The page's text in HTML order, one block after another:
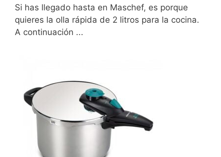
Si has llegado hasta en Maschef, es porque
quieres la olla rápida de 2 litros para la cocina.
A continuación ...